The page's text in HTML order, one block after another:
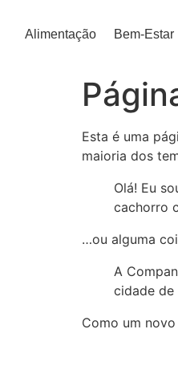
Alimentação Bem-Estar
Esta é uma
maioria dos
Olá! Eu
cachorro
…ou alguma
A
cidade de
Como um